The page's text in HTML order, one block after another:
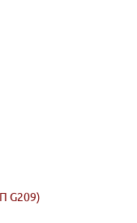
G209)